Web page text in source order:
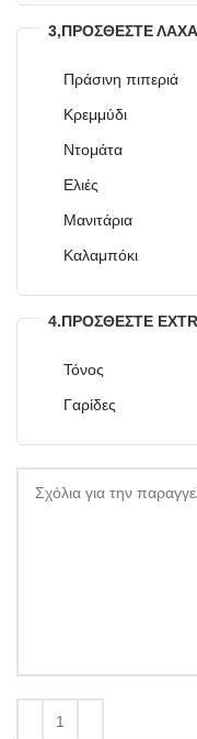
3,ΠΡΟΣΘΈΣΤΕ
Πράσινη πιπεριά
Κρεμμύδι
Ντομάτα
Ελιές
Μανιτάρια
Καλαμπόκι
4.ΠΡΟΣΘΈΣΤΕ
Τόνος
Γαρίδες